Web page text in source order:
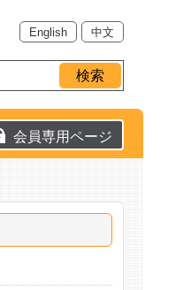
English 中文
会員専用ページ